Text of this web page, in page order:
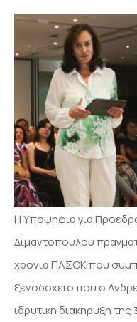
Η Υποψηφια για
Διμαντοπουλου
χρονια ΠΑΣΟΚ που
ξενοδοχειο που ο
ιδρυτικη διακηρυξη